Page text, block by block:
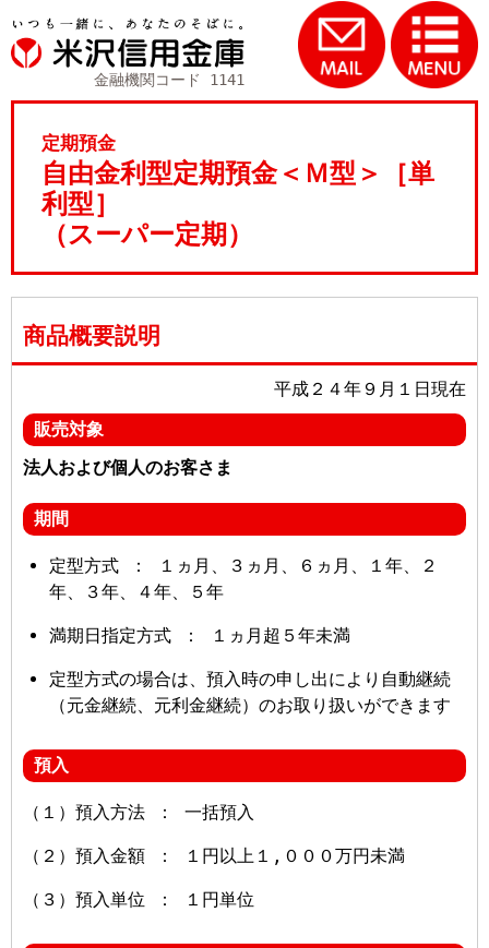
金融機関コード 1141
定期預金
自由金利型定期預金＜Ｍ型＞［単
利型］
（スーパー定期）
商品概要説明
平成２４年９月１日現在
販売対象
法人および個人のお客さま
期間
定型方式 ： １ヵ月、３ヵ月、６ヵ月、１年、２
年、３年、４年、５年
満期日指定方式 ： １ヵ月超５年未満
定型方式の場合は、預入時の申し出により自動継続
（元金継続、元利金継続）のお取り扱いができます
預入
（１）預入方法 ： 一括預入
（２）預入金額 ： １円以上１,０００万円未満
（３）預入単位 ： １円単位